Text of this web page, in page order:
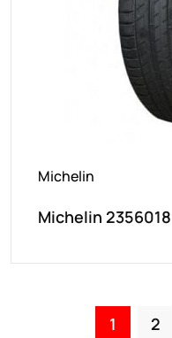
Michelin
Michelin
1 2